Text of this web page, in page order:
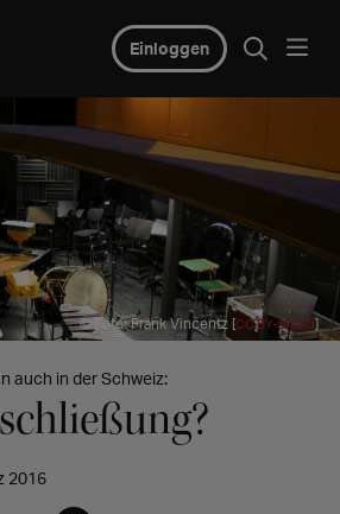
Einloggen
© Foto: Frank Vincentz [CC BY-SA 3.0]
auch in der Schweiz:
2016